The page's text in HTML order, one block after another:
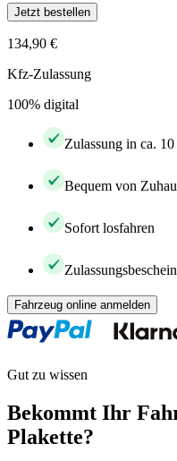
Jetzt bestellen
134,90 €
Kfz-Zulassung
100% digital
Zulassung in ca.
Bequem von
Sofort losfahren
Fahrzeug online anmelden
Gut zu wissen
Bekommt Ihr
Plakette?